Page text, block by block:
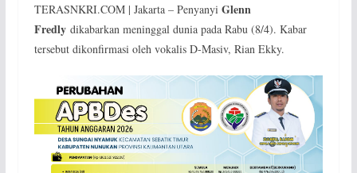
TERASNKRI.COM | Jakarta – Penyanyi Glenn
Fredlydikabarkan meninggal dunia pada Rabu (8/4). Kabar
tersebut dikonfirmasi oleh vokalis D-Masiv, Rian Ekky.